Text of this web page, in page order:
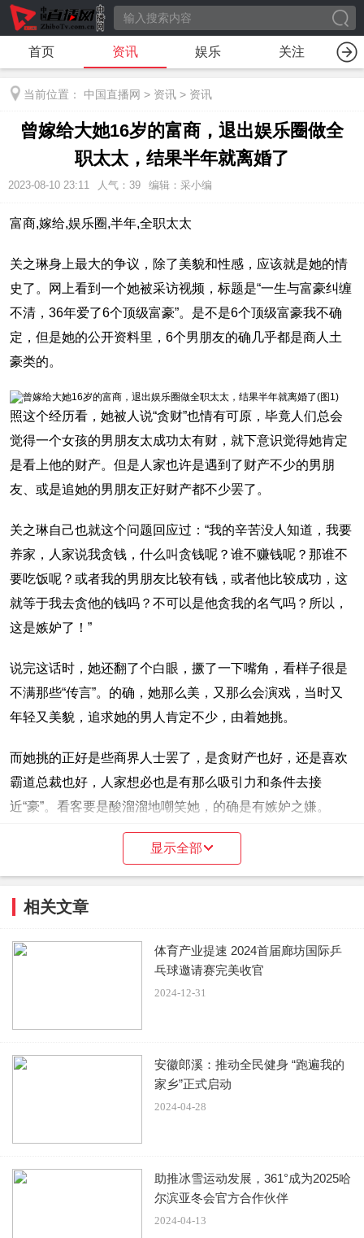
首页 资讯 娱乐 关注
当前位置： 中国直播网 > 资讯 > 资讯
曾嫁给大她16岁的富商，退出娱乐圈做全
职太太，结果半年就离婚了
2023-08-10 23:11 人气： 39 编辑：采小编
富商,嫁给,娱乐圈,半年,全职太太
关之琳身上最大的争议，除了美貌和性感，应该就是她的情
史了。网上看到一个她被采访视频，标题是“一生与富豪纠缠
不清，36年爱了6个顶级富豪”。是不是6个顶级富豪我不确
定，但是她的公开资料里，6个男朋友的确几乎都是商人土
豪类的。
照这个经历看，她被人说“贪财”也情有可原，毕竟人们总会
觉得一个女孩的男朋友太成功太有财，就下意识觉得她肯定
是看上他的财产。但是人家也许是遇到了财产不少的男朋
友、或是追她的男朋友正好财产都不少罢了。
关之琳自己也就这个问题回应过：“我的辛苦没人知道，我要
养家，人家说我贪钱，什么叫贪钱呢？谁不赚钱呢？那谁不
要吃饭呢？或者我的男朋友比较有钱，或者他比较成功，这
就等于我去贪他的钱吗？不可以是他贪我的名气吗？所以，
这是嫉妒了！”
说完这话时，她还翻了个白眼，撅了一下嘴角，看样子很是
不满那些“传言”。的确，她那么美，又那么会演戏，当时又
年轻又美貌，追求她的男人肯定不少，由着她挑。
而她挑的正好是些商界人士罢了，是贪财产也好，还是喜欢
霸道总裁也好，人家想必也是有那么吸引力和条件去接
近“豪”。看客要是酸溜溜地嘲笑她，的确是有嫉妒之嫌。
其实关之琳家境也不错，父亲都曾是演员。父亲还获过一些
第三者，离开了她和她妈妈。所以关之琳说自己年纪轻轻时
量一点的生活，才能“打脸”抛弃她们的父亲。
她先后公开谈的四名商界人士，第一位是商人，也是模特和
能是关之琳多少有些缺父爱，所以会对比自己年纪大一些的
儿是有亏欠的，那么他不同意，关之琳多半也不会依着他。
所以最终还是父亲妥协了，关之琳嫁给了王国旌。并且婚后
显示全部
相关文章
体育产业提速 2024首届廊坊国际乒
乓球邀请赛完美收官
2024-12-31
安徽郎溪：推动全民健身 “跑遍我的
家乡”正式启动
2024-04-28
助推冰雪运动发展，361°成为2025哈
尔滨亚冬会官方合作伙伴
2024-04-13